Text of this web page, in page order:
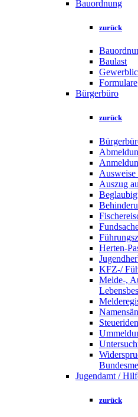
Bauordnung
zurück
Baulast
Formulare
Bürgerbüro
zurück
Ausweise
Auszug
Herten-
KFZ-/
Melde-,
Jugendamt /
zurück